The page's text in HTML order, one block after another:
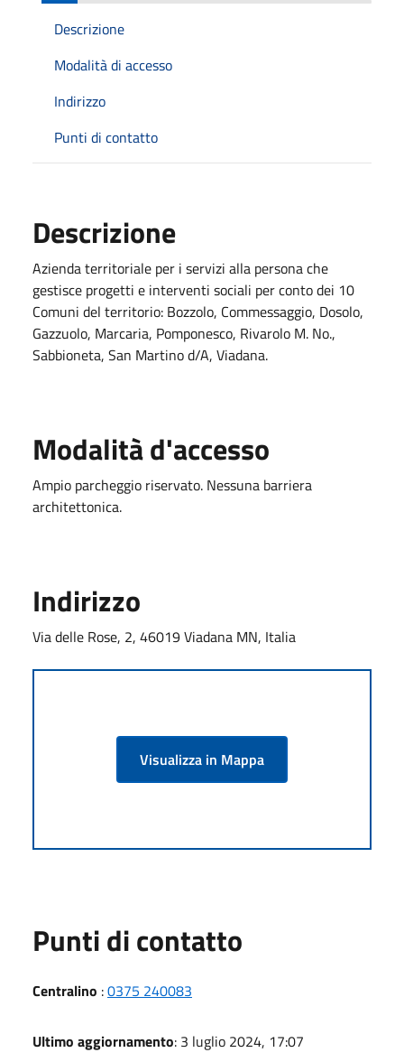
Descrizione
Modalità di accesso
Indirizzo
Punti di contatto
Descrizione
Azienda territoriale per i servizi alla persona che
gestisce progetti e interventi sociali per conto dei 10
Comuni del territorio: Bozzolo, Commessaggio, Dosolo,
Gazzuolo, Marcaria, Pomponesco, Rivarolo M. No.,
Sabbioneta, San Martino d/A, Viadana.
Modalità d'accesso
Ampio parcheggio riservato. Nessuna barriera
architettonica.
Indirizzo
Via delle Rose, 2, 46019 Viadana MN, Italia
Visualizza in Mappa
Punti di contatto
Centralino :0375 240083
Ultimo aggiornamento: 3 luglio 2024, 17:07